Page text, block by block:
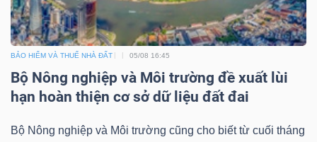
BẢO HIỂM VÀ THUẾ NHÀ ĐẤT 05/08 16:45
Bộ Nông nghiệp và Môi trường đề xuất lùi
hạn hoàn thiện cơ sở dữ liệu đất đai
Bộ Nông nghiệp và Môi trường cũng cho biết từ cuối tháng
Tất cả Người nội bộ Người liên quan Cổ đông lớn
Tin
tức
(-)